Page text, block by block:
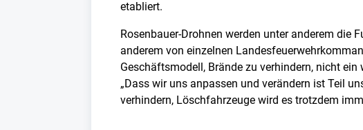
etabliert.
Rosenbauer-Drohnen werden unter anderem die
anderem von einzelnen
Geschäftsmodell, Brände zu verhindern, nicht
„Dass wir uns anpassen und verändern ist Teil
verhindern, Löschfahrzeuge wird es trotzdem